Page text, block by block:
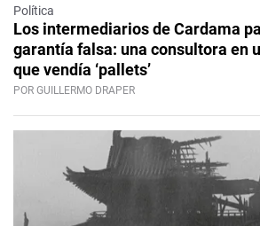
Política
Los intermediarios de Cardama
garantía falsa: una consultora en
que vendía ‘pallets’
POR GUILLERMO DRAPER